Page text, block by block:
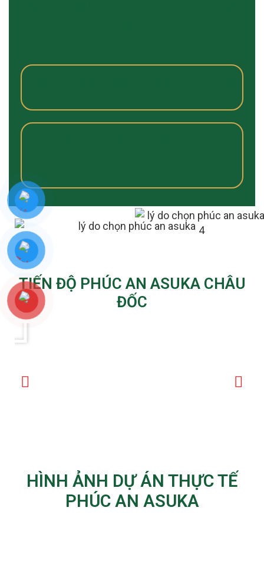
TIẾN ĐỘ PHÚC AN ASUKA CHÂU
ĐỐC
HÌNH ẢNH DỰ ÁN THỰC TẾ
PHÚC AN ASUKA